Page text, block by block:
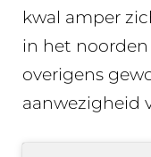
kwal amper
in het
overigens
aanwezigheid